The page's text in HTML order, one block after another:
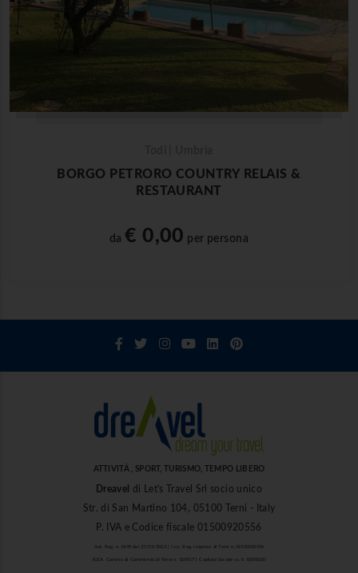
BORGO PETRORO COUNTRY RELAIS &
RESTAURANT
da€ 0,00 per persona
ATTIVITÀ , SPORT, TURISMO, TEMPO LIBERO
Dreavel
di Let's Travel Srl socio unico
Str. di San Martino 104, 05100 Terni - Italy
P. IVA e Codice fiscale 01500920556
Aut. Reg. n. 1849 del 27/03/2013 | Iscr. Reg. Imprese di Terni n. 01500920556
R.E.A. Camera di Commercio di Terni n. 101937 | Capitale Sociale i.v. € 10.000,00